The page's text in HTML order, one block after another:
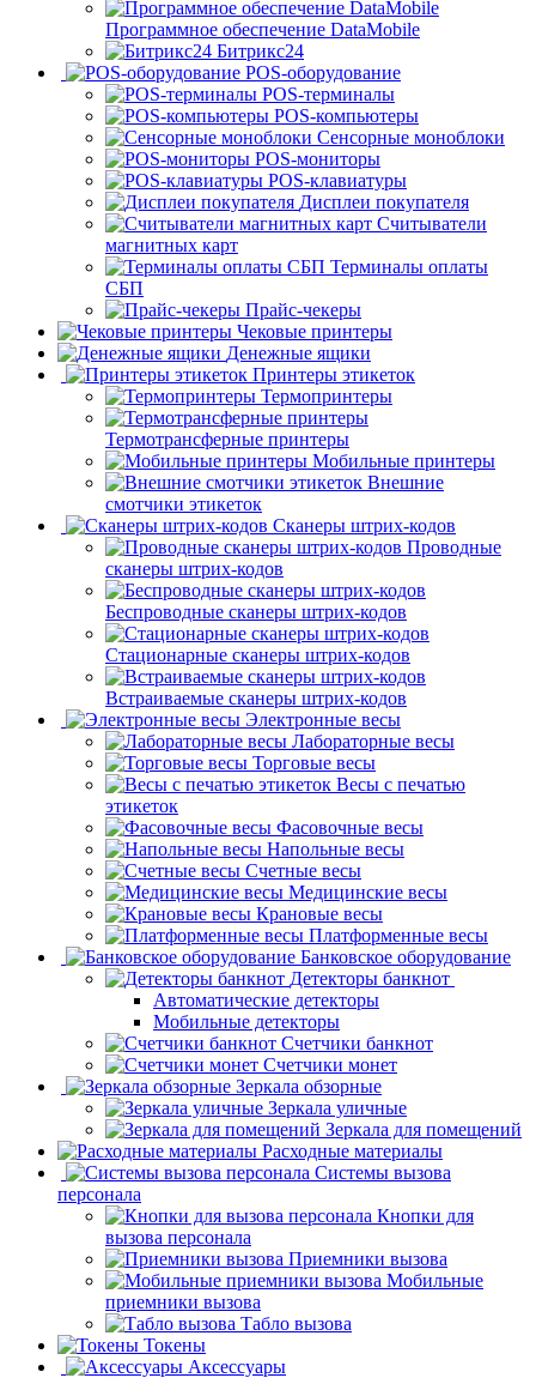
Программное обеспечение DataMobile
Битрикс24
POS-оборудование
POS-терминалы
POS-компьютеры
Сенсорные моноблоки
POS-мониторы
POS-клавиатуры
Дисплеи покупателя
Считыватели
магнитных карт
Терминалы оплаты
СБП
Прайс-чекеры
Чековые принтеры
Денежные ящики
Принтеры этикеток
Термопринтеры
Термотрансферные принтеры
Мобильные принтеры
Внешние
смотчики этикеток
Сканеры штрих-кодов
Проводные
сканеры штрих-кодов
Беспроводные сканеры штрих-кодов
Стационарные сканеры штрих-кодов
Встраиваемые сканеры штрих-кодов
Электронные весы
Лабораторные весы
Торговые весы
Весы с печатью
этикеток
Фасовочные весы
Напольные весы
Счетные весы
Медицинские весы
Крановые весы
Платформенные весы
Банковское оборудование
Детекторы банкнот
Автоматические детекторы
Мобильные детекторы
Счетчики банкнот
Счетчики монет
Зеркала обзорные
Зеркала уличные
Зеркала для помещений
Расходные материалы
Системы вызова
персонала
Кнопки для
вызова персонала
Приемники вызова
Мобильные
приемники вызова
Табло вызова
Токены
Аксессуары